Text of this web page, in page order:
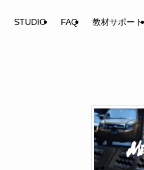
STUDIO FAQ 教材サポート